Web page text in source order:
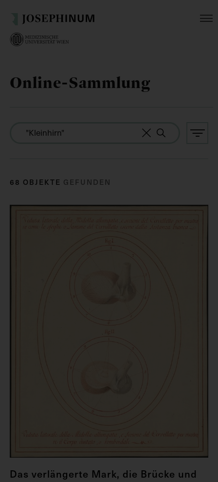
Online-Sammlung
68 OBJEKTE GEFUNDEN
Das verlängerte Mark, die Brücke und